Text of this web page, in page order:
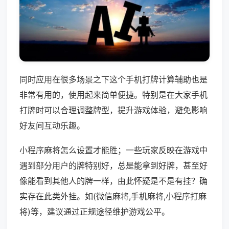
同时应用在很多场景之下这个手机打牌计算辅助也是
非常有用的，使用起来简单便捷。特别是在大家手机
打牌时可以合理调整牌型，提升游戏体验，避免影响
好友间互动乐趣。
小程序麻将怎么设置才能胜；一些玩家反映在游戏中
遇到部分用户的牌特别好，总是能拿到好牌，甚至好
像能看到其他人的牌一样，由此怀疑是不是有挂？确
实存在此类外挂。如(微信麻将,手机麻将,小程序打麻
将)等，建议通过正规途径维护游戏公平。